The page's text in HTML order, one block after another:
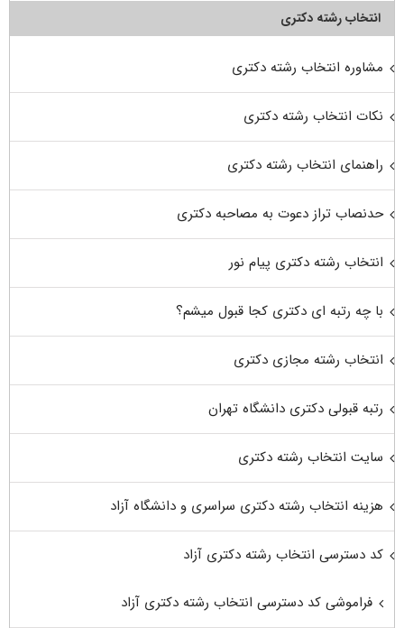
انتخاب رشته دکتری
مشاوره انتخاب رشته دکتری
نکات انتخاب رشته دکتری
راهنمای انتخاب رشته دکتری
حدنصاب تراز دعوت به مصاحبه دکتری
انتخاب رشته دکتری پیام نور
با چه رتبه ای دکتری کجا قبول میشم؟
انتخاب رشته مجازی دکتری
رتبه قبولی دکتری دانشگاه تهران
سایت انتخاب رشته دکتری
هزینه انتخاب رشته دکتری سراسری و دانشگاه آزاد
کد دسترسی انتخاب رشته دکتری آزاد
فراموشی کد دسترسی انتخاب رشته دکتری آزاد